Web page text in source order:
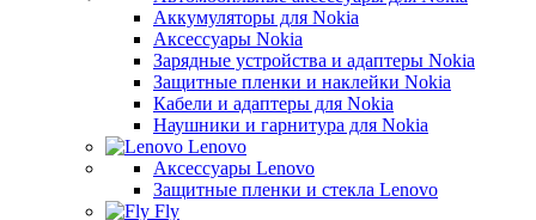
Аккумуляторы для Nokia
Аксессуары Nokia
Зарядные устройства и адаптеры Nokia
Защитные пленки и наклейки Nokia
Кабели и адаптеры для Nokia
Наушники и гарнитура для Nokia
Lenovo
Аксессуары Lenovo
Защитные пленки и стекла Lenovo
Fly